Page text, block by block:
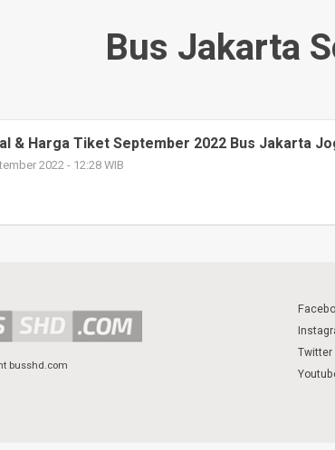
Bus Jakarta
& Harga Tiket September 2022 Bus Jakarta
2022 - 12:28 WIB
busshd.com
Twitter